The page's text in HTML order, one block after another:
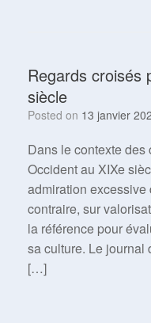
Regards croisés
siècle
Posted on 13 janvier
Dans le contexte des
Occident au XIXe
admiration excessive
contraire, sur
la référence pour
sa culture. Le journal
[…]